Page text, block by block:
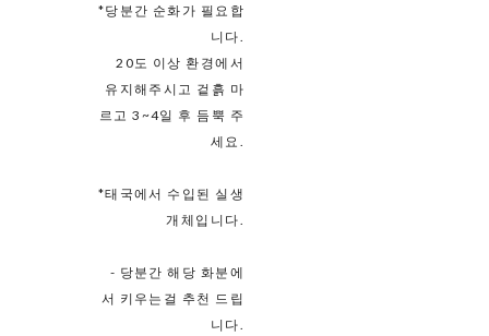
*당분간 순화가 필요합
니다.
20도 이상 환경에서
유지해주시고 겉흙 마
르고 3~4일 후 듬뿍 주
세요.
*태국에서 수입된 실생
개체입니다.
- 당분간 해당 화분에
서 키우는걸 추천 드립
니다.